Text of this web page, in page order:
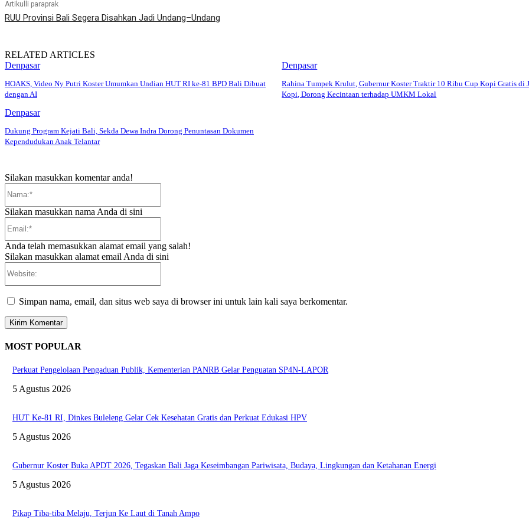
Artikulli paraprak
RUU Provinsi Bali Segera Disahkan Jadi Undang–Undang
RELATED ARTICLES
Denpasar
HOAKS, Video Ny Putri Koster Umumkan Undian HUT RI ke-81 BPD Bali Dibuat
dengan AI
Denpasar
Rahina Tumpek Krulut, Gubernur Koster Traktir 10 Ribu Cup Kopi Gratis di
Kopi, Dorong Kecintaan terhadap UMKM Lokal
Denpasar
Dukung Program Kejati Bali, Sekda Dewa Indra Dorong Penuntasan Dokumen
Kependudukan Anak Telantar
Silakan masukkan komentar anda!
Silakan masukkan nama Anda di sini
Anda telah memasukkan alamat email yang salah!
Silakan masukkan alamat email Anda di sini
Simpan nama, email, dan situs web saya di browser ini untuk lain kali saya berkomentar.
MOST POPULAR
Perkuat Pengelolaan Pengaduan Publik, Kementerian PANRB Gelar Penguatan SP4N-LAPOR
5 Agustus 2026
HUT Ke-81 RI, Dinkes Buleleng Gelar Cek Kesehatan Gratis dan Perkuat Edukasi HPV
5 Agustus 2026
Gubernur Koster Buka APDT 2026, Tegaskan Bali Jaga Keseimbangan Pariwisata, Budaya, Lingkungan dan Ketahanan Energi
5 Agustus 2026
Pikap Tiba-tiba Melaju, Terjun Ke Laut di Tanah Ampo